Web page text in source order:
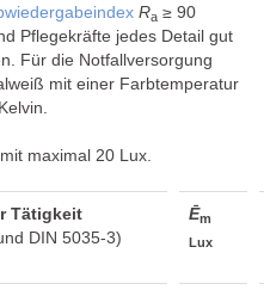
Ra ≥ 90
Pflegekräfte jedes Detail gut
Für die Notfallversorgung
mit einer Farbtemperatur
maximal 20 Lux.
Tätigkeit
DIN 5035-3)
Ēm
Lux